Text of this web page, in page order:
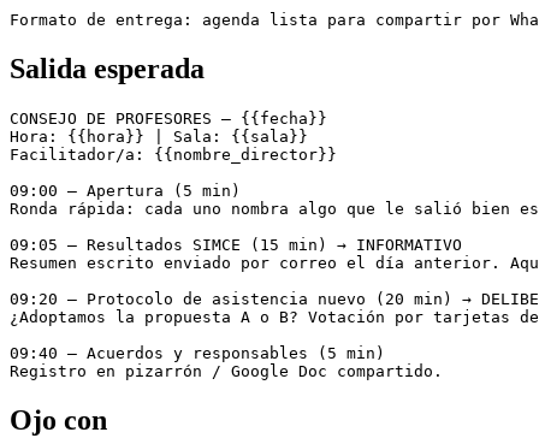
Formato de entrega: agenda lista para compartir por
Salida esperada
CONSEJO DE PROFESORES — {{fecha}}
Hora: {{hora}} | Sala: {{sala}}
Facilitador/a: {{nombre_director}}
09:00 — Apertura (5 min)
Ronda rápida: cada uno nombra algo que le salió bien
09:05 — Resultados SIMCE (15 min) → INFORMATIVO
Resumen escrito enviado por correo el día anterior.
09:20 — Protocolo de asistencia nuevo (20 min) →
¿Adoptamos la propuesta A o B? Votación por tarjetas
09:40 — Acuerdos y responsables (5 min)
Ojo con